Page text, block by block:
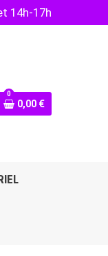
14h-17h
0
0,00 €